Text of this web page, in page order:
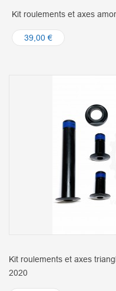
Kit roulements et axes
39,00 €
Kit roulements et axes
2020